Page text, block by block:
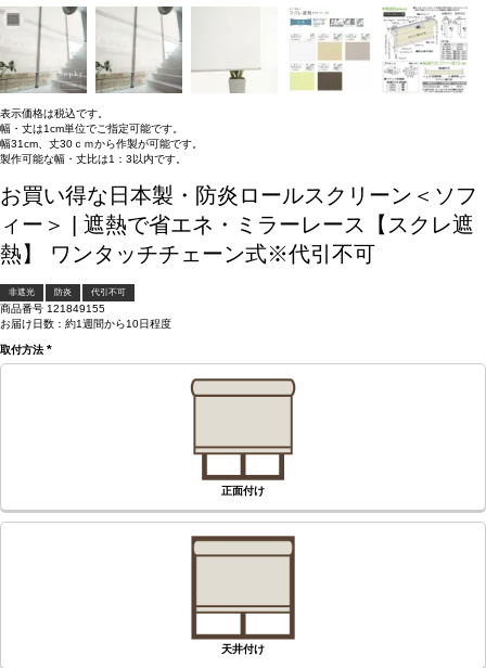
表示価格は税込です。
幅・丈は1cm単位でご指定可能です。
幅31cm、丈30ｃｍから作製が可能です。
製作可能な幅・丈比は1：3以内です。
お買い得な日本製・防炎ロールスクリーン＜ソフ
ィー＞ | 遮熱で省エネ・ミラーレース【スクレ遮
熱】 ワンタッチチェーン式※代引不可
非遮光 防炎 代引不可
商品番号 121849155
お届け日数：約1週間から10日程度
取付方法
(必
正面付け
天井付け